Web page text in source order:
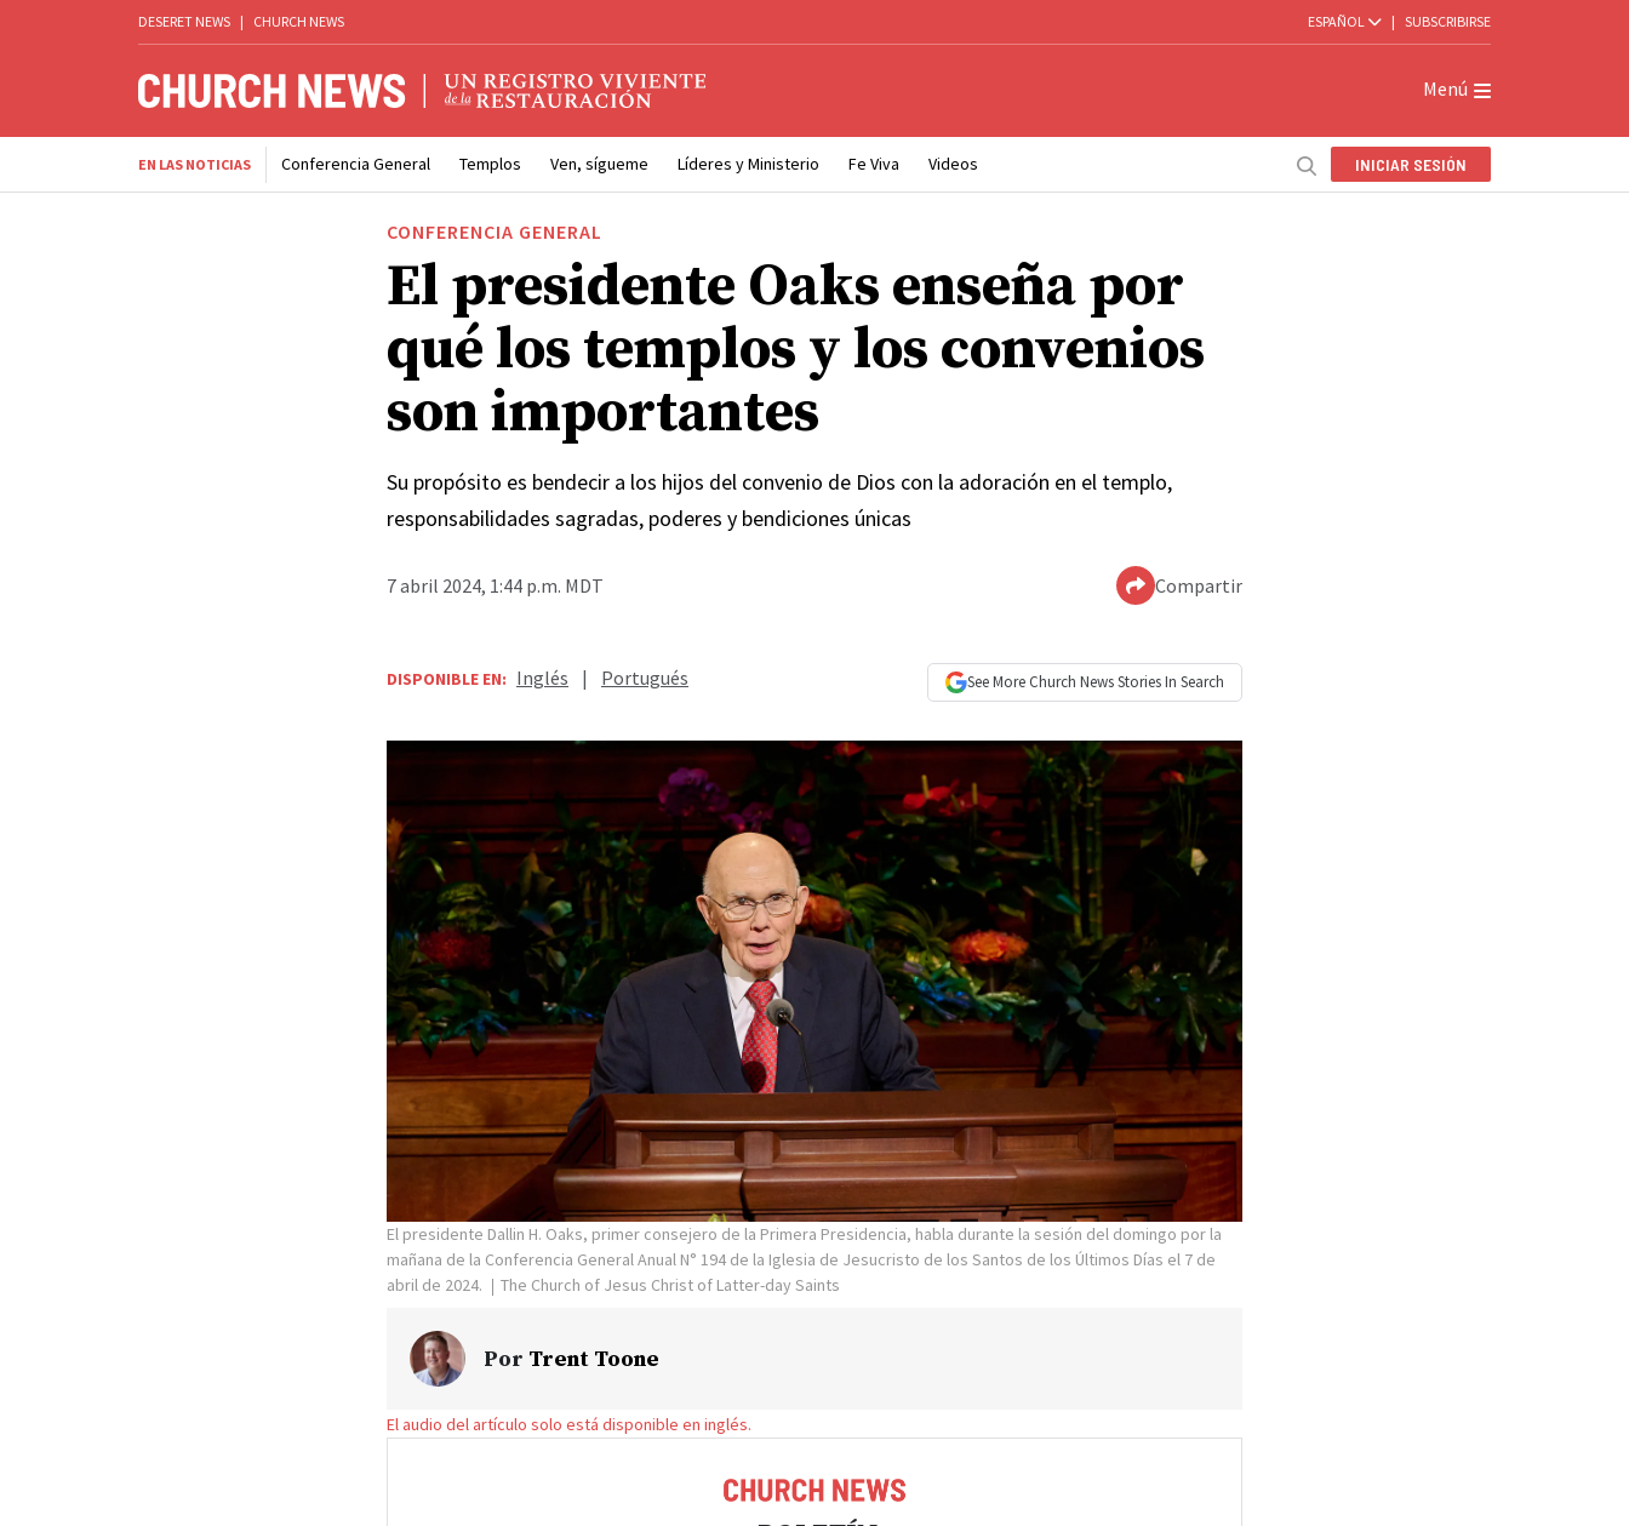
DESERET NEWS | CHURCH NEWS ESPAÑOL | SUBSCRIBIRSE
Menú
EN LAS NOTICIAS Conferencia General Templos Ven, sígueme Líderes y Ministerio Fe Viva Videos INICIAR SESIÓN
CONFERENCIA GENERAL
El presidente Oaks enseña por
qué los templos y los convenios
son importantes
Su propósito es bendecir a los hijos del convenio de Dios con la adoración en el templo,
responsabilidades sagradas, poderes y bendiciones únicas
7 abril 2024, 1:44 p.m. MDT Compartir
DISPONIBLE EN: Inglés | Portugués See More Church NewsStories In Search
El presidente Dallin H. Oaks, primer consejero de la Primera Presidencia, habla durante la sesión del domingo por la
mañana de la Conferencia General Anual N° 194 de la Iglesia de Jesucristo de los Santos de los Últimos Días el 7 de
abril de 2024.
The Church of Jesus Christ of Latter-day Saints
Por Trent Toone
El audio del artículo solo está disponible en inglés.